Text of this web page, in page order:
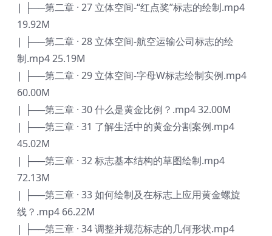
| ├──第二章 · 27 立体空间-“红点奖”标志的绘制.mp4
19.92M
| ├──第二章 · 28 立体空间-航空运输公司标志的绘
制.mp4 25.19M
| ├──第二章 · 29 立体空间-字母W标志绘制实例.mp4
60.00M
| ├──第三章 · 30 什么是黄金比例？.mp4 32.00M
| ├──第三章 · 31 了解生活中的黄金分割案例.mp4
45.02M
| ├──第三章 · 32 标志基本结构的草图绘制.mp4
72.13M
| ├──第三章 · 33 如何绘制及在标志上应用黄金螺旋
线？.mp4 66.22M
| ├──第三章 · 34 调整并规范标志的几何形状.mp4